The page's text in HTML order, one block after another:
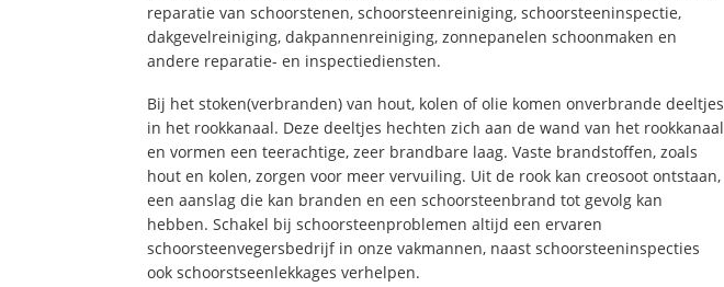
reparatie van schoorstenen, schoorsteenreiniging, schoorsteeninspectie,
dakgevelreiniging, dakpannenreiniging, zonnepanelen schoonmaken en
andere reparatie- en inspectiediensten.
Bij het stoken(verbranden) van hout, kolen of olie komen onverbrande deeltjes
in het rookkanaal. Deze deeltjes hechten zich aan de wand van het rookkanaal
en vormen een teerachtige, zeer brandbare laag. Vaste brandstoffen, zoals
hout en kolen, zorgen voor meer vervuiling. Uit de rook kan creosoot ontstaan,
een aanslag die kan branden en een schoorsteenbrand tot gevolg kan
hebben. Schakel bij schoorsteenproblemen altijd een ervaren
schoorsteenvegersbedrijf in onze vakmannen, naast schoorsteeninspecties
ook schoorstseenlekkages verhelpen.